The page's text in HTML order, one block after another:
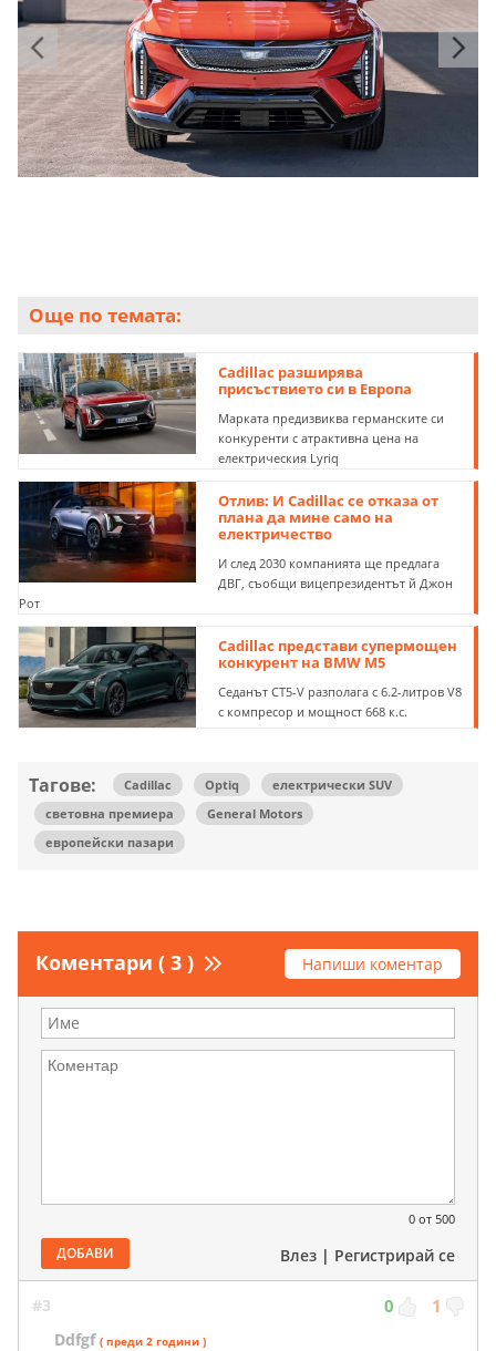
Още по темата:
Cadillac разширява
присъствието си в Европа
Марката предизвиква германските си
конкуренти с атрактивна цена на
електрическия Lyriq
Отлив: И Cadillac се отказа от
плана да мине само на
електричество
И след 2030 компанията ще предлага
ДВГ, съобщи вицепрезидентът й Джон
Рот
Cadillac представи супермощен
конкурент на BMW M5
Седанът CT5-V разполага с 6.2-литров V8
с компресор и мощност 668 к.с.
Тагове: Cadillac Optiq
електрически SUV
световна премиера
General Motors
европейски пазари
Коментари ( 3 ) Напиши коментар
0 от 500
ДОБАВИ Влез | Регистрирай се
#3 0 1
Ddfgf ( преди 2 години )